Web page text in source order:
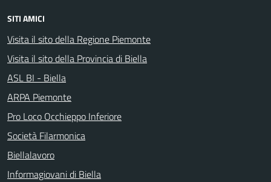
SITI AMICI
Visita il sito della Regione Piemonte
Visita il sito della Provincia di Biella
ASL BI - Biella
ARPA Piemonte
Pro Loco Occhieppo Inferiore
Società Filarmonica
Biellalavoro
Informagiovani di Biella